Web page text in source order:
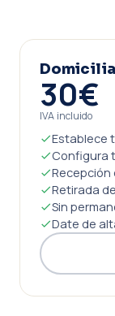
30€
IVA incluido
Establece
Configura
Recepción
Retirada
Sin
Date de